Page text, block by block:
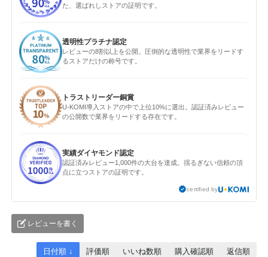
た、選ばれしストアの証明です。
透明性プラチナ認定
レビューの8割以上を公開。圧倒的な透明性で業界をリードす
るストアだけの称号です。
トラストリーダー銅賞
U-KOMI導入ストアの中で上位10%に選出。認証済みレビュー
の公開数で業界をリードする存在です。
実績ダイヤモンド認定
認証済みレビュー1,000件の大台を達成。揺るぎない信頼の頂
点に立つストアの証明です。
certified by
レビューを書く
日付順 ↓ 評価順 いいね数順 購入確認順 返信順